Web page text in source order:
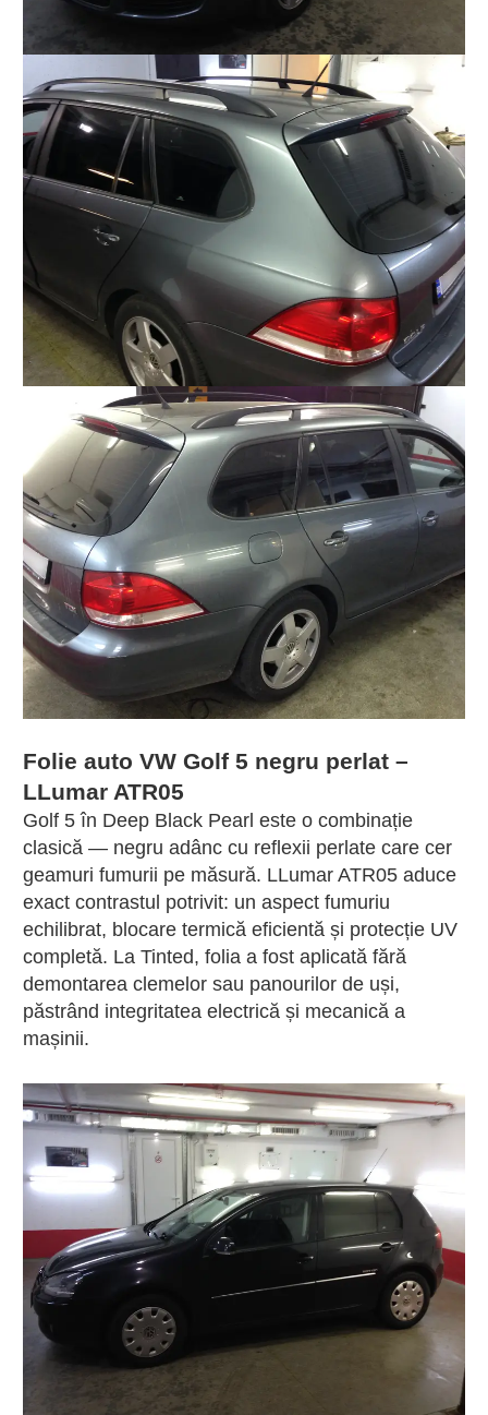
Folie auto VW Golf 5 negru perlat –
LLumar ATR05
Golf 5 în Deep Black Pearl este o combinație
clasică — negru adânc cu reflexii perlate care cer
geamuri fumurii pe măsură. LLumar ATR05 aduce
exact contrastul potrivit: un aspect fumuriu
echilibrat, blocare termică eficientă și protecție UV
completă. La Tinted, folia a fost aplicată fără
demontarea clemelor sau panourilor de uși,
păstrând integritatea electrică și mecanică a
mașinii.